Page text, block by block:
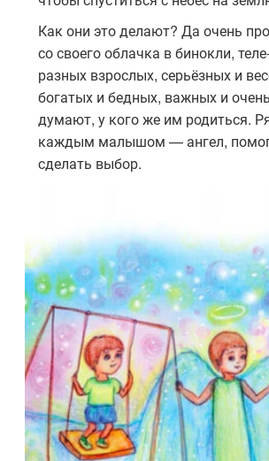
Как они это делают? Да очень
со своего облачка в бинокли,
разных взрослых, серьёзных и
богатых и бедных, важных и
думают, у кого же им родиться.
каждым малышом — ангел,
сделать выбор.